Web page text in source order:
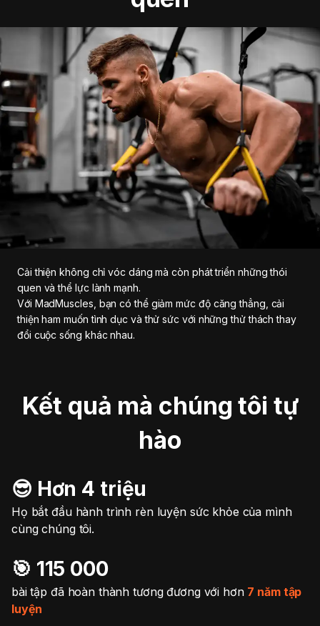
Cải thiện không chỉ vóc dáng mà còn phát triển những thói
quen và thể lực lành mạnh.
Với MadMuscles, bạn có thể giảm mức độ căng thẳng, cải
thiện ham muốn tình dục và thử sức với những thử thách thay
đổi cuộc sống khác nhau.
Kết quả mà chúng tôi tự
hào
😎 Hơn 4 triệu
Họ bắt đầu hành trình rèn luyện sức khỏe của mình
cùng chúng tôi.
🎯️ 115 000
bài tập đã hoàn thành tương đương với hơn 7 năm tập
luyện